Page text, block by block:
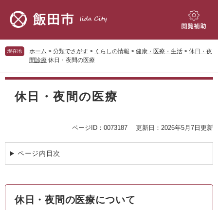
先
頭
す。
を
飛
し
閲
補
現在地 ホーム > 分類でさがす > くらしの情報 > 健康・医療・生活 > 休日・夜
間診療 休日・夜間の医療
本
休日・夜間の医療
ページID：0073187 更新日：2026年5月7日更新
ページ内目次
休日・夜間の医療について